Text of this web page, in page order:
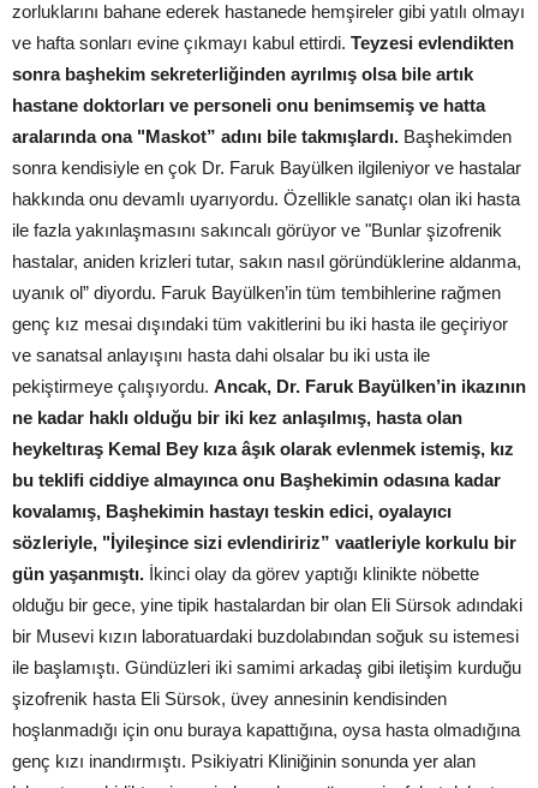
zorluklarını bahane ederek hastanede hemşireler gibi yatılı olmayı
ve hafta sonları evine çıkmayı kabul ettirdi. Teyzesi evlendikten
sonra başhekim sekreterliğinden ayrılmış olsa bile artık
hastane doktorları ve personeli onu benimsemiş ve hatta
aralarında ona "Maskot” adını bile takmışlardı. Başhekimden
sonra kendisiyle en çok Dr. Faruk Bayülken ilgileniyor ve hastalar
hakkında onu devamlı uyarıyordu. Özellikle sanatçı olan iki hasta
ile fazla yakınlaşmasını sakıncalı görüyor ve "Bunlar şizofrenik
hastalar, aniden krizleri tutar, sakın nasıl göründüklerine aldanma,
uyanık ol” diyordu. Faruk Bayülken’in tüm tembihlerine rağmen
genç kız mesai dışındaki tüm vakitlerini bu iki hasta ile geçiriyor
ve sanatsal anlayışını hasta dahi olsalar bu iki usta ile
pekiştirmeye çalışıyordu. Ancak, Dr. Faruk Bayülken’in ikazının
ne kadar haklı olduğu bir iki kez anlaşılmış, hasta olan
heykeltıraş Kemal Bey kıza âşık olarak evlenmek istemiş, kız
bu teklifi ciddiye almayınca onu Başhekimin odasına kadar
kovalamış, Başhekimin hastayı teskin edici, oyalayıcı
sözleriyle, "İyileşince sizi evlendiririz” vaatleriyle korkulu bir
gün yaşanmıştı. İkinci olay da görev yaptığı klinikte nöbette
olduğu bir gece, yine tipik hastalardan bir olan Eli Sürsok adındaki
bir Musevi kızın laboratuardaki buzdolabından soğuk su istemesi
ile başlamıştı. Gündüzleri iki samimi arkadaş gibi iletişim kurduğu
şizofrenik hasta Eli Sürsok, üvey annesinin kendisinden
hoşlanmadığı için onu buraya kapattığına, oysa hasta olmadığına
genç kızı inandırmıştı. Psikiyatri Kliniğinin sonunda yer alan